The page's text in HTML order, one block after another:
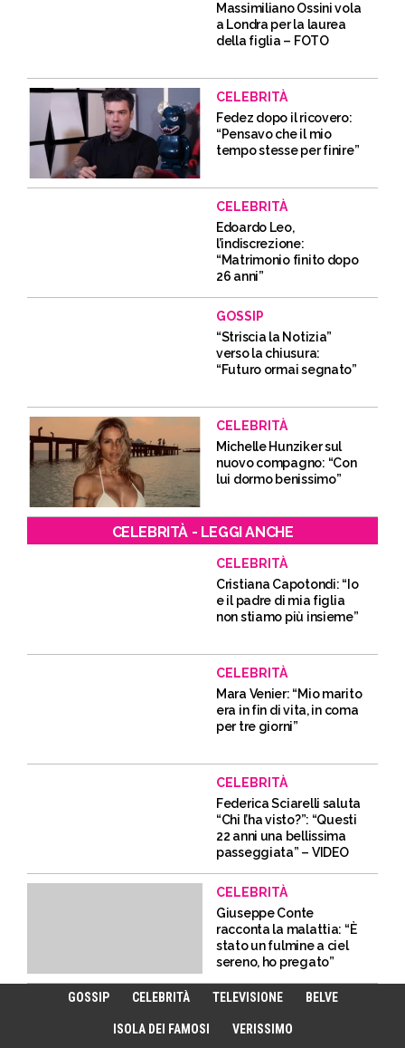
Massimiliano Ossini vola
a Londra per la laurea
della figlia – FOTO
CELEBRITÀ
Fedez dopo il ricovero:
“Pensavo che il mio
tempo stesse per finire”
CELEBRITÀ
Edoardo Leo,
l’indiscrezione:
“Matrimonio finito dopo
26 anni”
GOSSIP
“Striscia la Notizia”
verso la chiusura:
“Futuro ormai segnato”
CELEBRITÀ
Michelle Hunziker sul
nuovo compagno: “Con
lui dormo benissimo”
CELEBRITÀ - LEGGI ANCHE
CELEBRITÀ
Cristiana Capotondi: “Io
e il padre di mia figlia
non stiamo più insieme”
CELEBRITÀ
Mara Venier: “Mio marito
era in fin di vita, in coma
per tre giorni”
CELEBRITÀ
Federica Sciarelli saluta
“Chi l’ha visto?”: “Questi
22 anni una bellissima
passeggiata” – VIDEO
CELEBRITÀ
Giuseppe Conte
racconta la malattia: “È
stato un fulmine a ciel
sereno, ho pregato”
GOSSIP CELEBRITÀ TELEVISIONE BELVE
ISOLA DEI FAMOSI VERISSIMO